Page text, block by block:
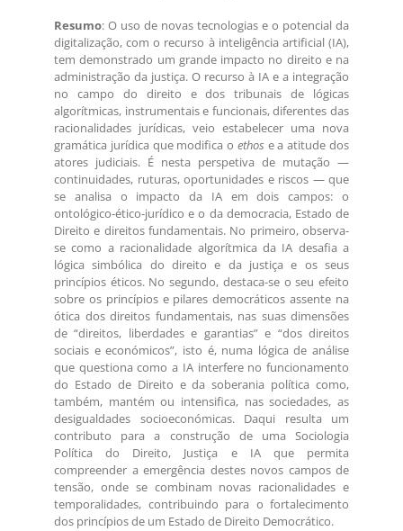
Resumo: O uso de novas tecnologias e o potencial da
digitalização, com o recurso à inteligência artificial (IA),
tem demonstrado um grande impacto no direito e na
administração da justiça. O recurso à IA e a integração
no campo do direito e dos tribunais de lógicas
algorítmicas, instrumentais e funcionais, diferentes das
racionalidades jurídicas, veio estabelecer uma nova
gramática jurídica que modifica o ethos e a atitude dos
atores judiciais. É nesta perspetiva de mutação —
continuidades, ruturas, oportunidades e riscos — que
se analisa o impacto da IA em dois campos: o
ontológico-ético-jurídico e o da democracia, Estado de
Direito e direitos fundamentais. No primeiro, observa-
se como a racionalidade algorítmica da IA desafia a
lógica simbólica do direito e da justiça e os seus
princípios éticos. No segundo, destaca-se o seu efeito
sobre os princípios e pilares democráticos assente na
ótica dos direitos fundamentais, nas suas dimensões
de “direitos, liberdades e garantias” e “dos direitos
sociais e económicos”, isto é, numa lógica de análise
que questiona como a IA interfere no funcionamento
do Estado de Direito e da soberania política como,
também, mantém ou intensifica, nas sociedades, as
desigualdades socioeconómicas. Daqui resulta um
contributo para a construção de uma Sociologia
Política do Direito, Justiça e IA que permita
compreender a emergência destes novos campos de
tensão, onde se combinam novas racionalidades e
temporalidades, contribuindo para o fortalecimento
dos princípios de um Estado de Direito Democrático.